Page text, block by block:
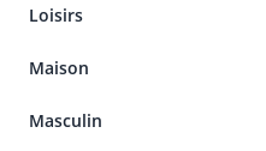
Loisirs
Maison
Masculin